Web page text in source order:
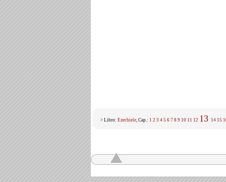
> Libro: Ezechiele, Cap.: 1 2 3 4 5 6 7 8 9 10 11 12 13 14 15